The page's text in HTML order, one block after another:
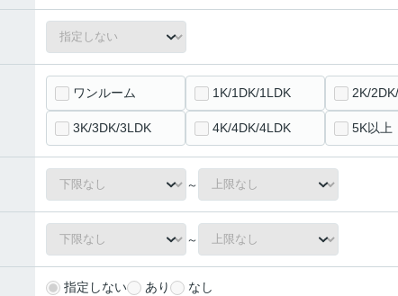
ワンルーム 1K/1DK/1LDK 2K/
3K/3DK/3LDK 4K/4DK/4LDK 5K以上
～
～
指定しない あり なし